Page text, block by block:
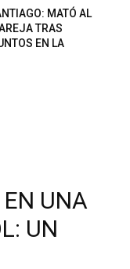
MATÓ AL
TRAS
EN LA